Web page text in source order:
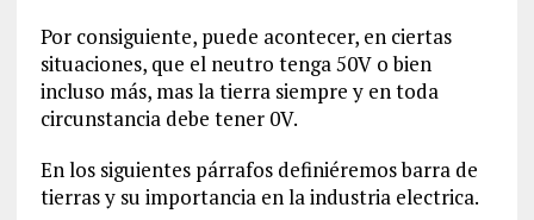
Por consiguiente, puede acontecer, en ciertas
situaciones, que el neutro tenga 50V o bien
incluso más, mas la tierra siempre y en toda
circunstancia debe tener 0V.
En los siguientes párrafos definiéremos barra de
tierras y su importancia en la industria electrica.